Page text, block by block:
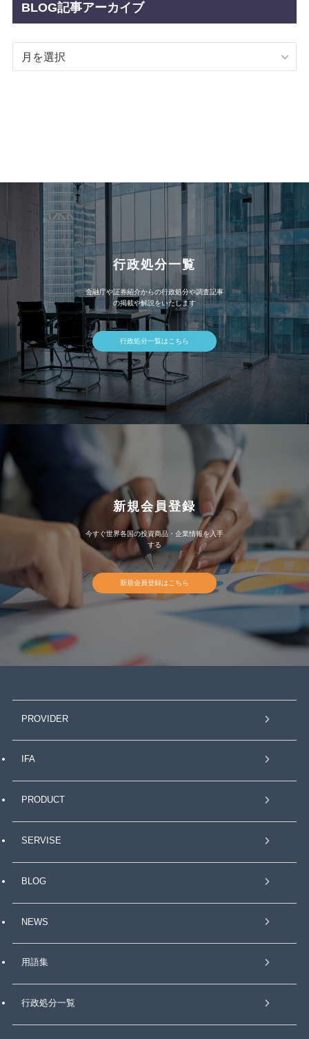
BLOG記事アーカイブ
BLOG
行政処分一覧
金融庁や証券紹介からの行政処分や調査記事
の掲載や解説をいたします
行政処分一覧はこちら
新規会員登録
今すぐ世界各国の投資商品・企業情報を入手
する
新規会員登録はこちら
PROVIDER
IFA
PRODUCT
SERVISE
BLOG
NEWS
用語集
行政処分一覧